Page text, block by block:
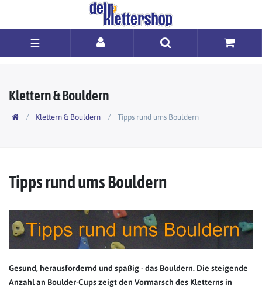
☰
Klettern & Bouldern
Klettern & Bouldern Tipps rund ums Bouldern
Tipps rund ums Bouldern
Gesund, herausfordernd und spaßig - das Bouldern. Die steigende
Anzahl an Boulder-Cups zeigt den Vormarsch des Kletterns in